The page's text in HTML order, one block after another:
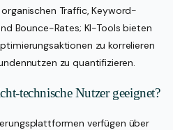
Traffic, Keyword-
Bounce-Rates; KI-Tools bieten
zu korrelieren
zu quantifizieren.
technische Nutzer geeignet?
verfügen über